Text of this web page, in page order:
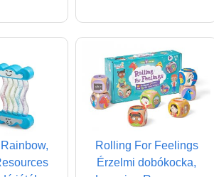
Rolling For Feelings
Érzelmi dobókocka,